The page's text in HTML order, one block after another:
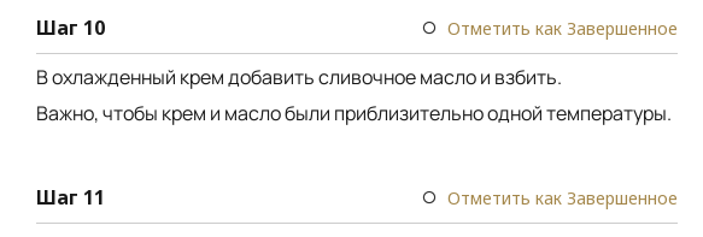
Шаг 10 Отметить как Завершенное
В охлажденный крем добавить сливочное масло и взбить.
Важно, чтобы крем и масло были приблизительно одной температуры.
Шаг 11 Отметить как Завершенное